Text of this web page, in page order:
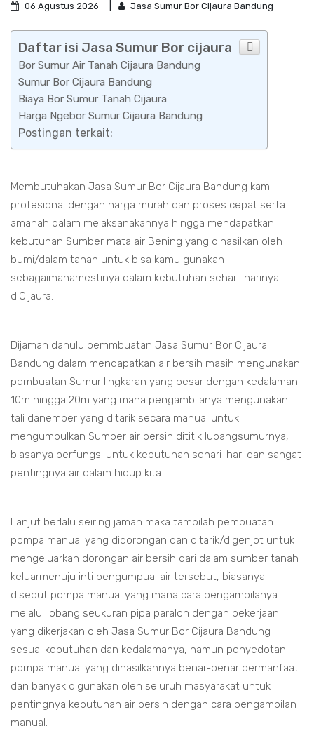
06 Agustus 2026 Jasa Sumur Bor Cijaura Bandung
Daftar isi Jasa Sumur Bor cijaura
Bor Sumur Air Tanah Cijaura Bandung
Sumur Bor Cijaura Bandung
Biaya Bor Sumur Tanah Cijaura
Harga Ngebor Sumur Cijaura Bandung
Postingan terkait:
Membutuhakan Jasa Sumur Bor Cijaura Bandung kami
profesional dengan harga murah dan proses cepat serta
amanah dalam melaksanakannya hingga mendapatkan
kebutuhan Sumber mata air Bening yang dihasilkan oleh
bumi/dalam tanah untuk bisa kamu gunakan
sebagaimanamestinya dalam kebutuhan sehari-harinya
diCijaura.
Dijaman dahulu pemmbuatan Jasa Sumur Bor Cijaura
Bandung dalam mendapatkan air bersih masih mengunakan
pembuatan Sumur lingkaran yang besar dengan kedalaman
10m hingga 20m yang mana pengambilanya mengunakan
tali danember yang ditarik secara manual untuk
mengumpulkan Sumber air bersih dititik lubangsumurnya,
biasanya berfungsi untuk kebutuhan sehari-hari dan sangat
pentingnya air dalam hidup kita.
Lanjut berlalu seiring jaman maka tampilah pembuatan
pompa manual yang didorongan dan ditarik/digenjot untuk
mengeluarkan dorongan air bersih dari dalam sumber tanah
keluarmenuju inti pengumpual air tersebut, biasanya
disebut pompa manual yang mana cara pengambilanya
melalui lobang seukuran pipa paralon dengan pekerjaan
yang dikerjakan oleh Jasa Sumur Bor Cijaura Bandung
sesuai kebutuhan dan kedalamanya, namun penyedotan
pompa manual yang dihasilkannya benar-benar bermanfaat
dan banyak digunakan oleh seluruh masyarakat untuk
pentingnya kebutuhan air bersih dengan cara pengambilan
manual.